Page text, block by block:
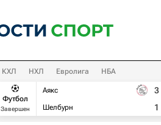
КХЛ НХЛ Евролига НБА
Футбол
Завершен
Аякс
Шелбурн
3
1